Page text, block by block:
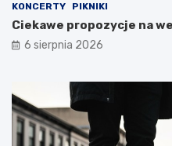
KONCERTY PIKNIKI
Ciekawe propozycje na
6 sierpnia 2026